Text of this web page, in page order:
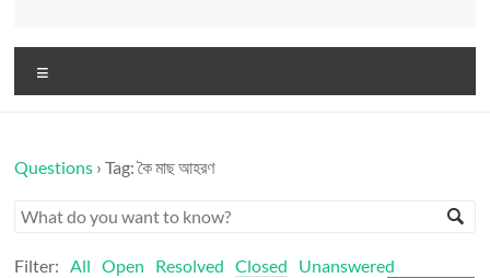
Questions ›Tag: কৈ মাছ আহরণ
Filter: All Open Resolved Closed Unanswered